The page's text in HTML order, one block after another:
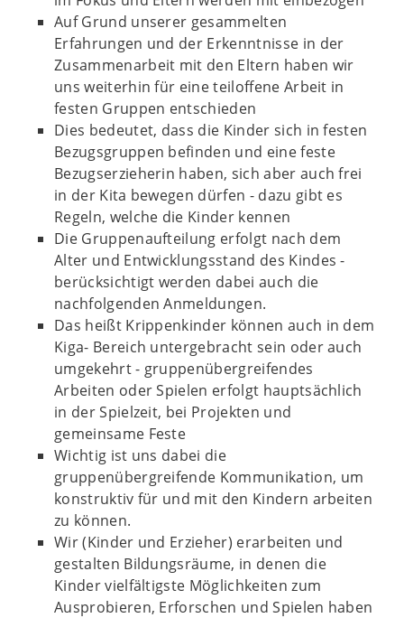
Auf Grund unserer gesammelten
Erfahrungen und der Erkenntnisse in der
Zusammenarbeit mit den Eltern haben wir
uns weiterhin für eine teiloffene Arbeit in
festen Gruppen entschieden
Dies bedeutet, dass die Kinder sich in festen
Bezugsgruppen befinden und eine feste
Bezugserzieherin haben, sich aber auch frei
in der Kita bewegen dürfen - dazu gibt es
Regeln, welche die Kinder kennen
Die Gruppenaufteilung erfolgt nach dem
Alter und Entwicklungsstand des Kindes -
berücksichtigt werden dabei auch die
nachfolgenden Anmeldungen.
Das heißt Krippenkinder können auch in dem
Kiga- Bereich untergebracht sein oder auch
umgekehrt - gruppenübergreifendes
Arbeiten oder Spielen erfolgt hauptsächlich
in der Spielzeit, bei Projekten und
gemeinsame Feste
Wichtig ist uns dabei die
gruppenübergreifende Kommunikation, um
konstruktiv für und mit den Kindern arbeiten
zu können.
Wir (Kinder und Erzieher) erarbeiten und
gestalten Bildungsräume, in denen die
Kinder vielfältigste Möglichkeiten zum
Ausprobieren, Erforschen und Spielen haben